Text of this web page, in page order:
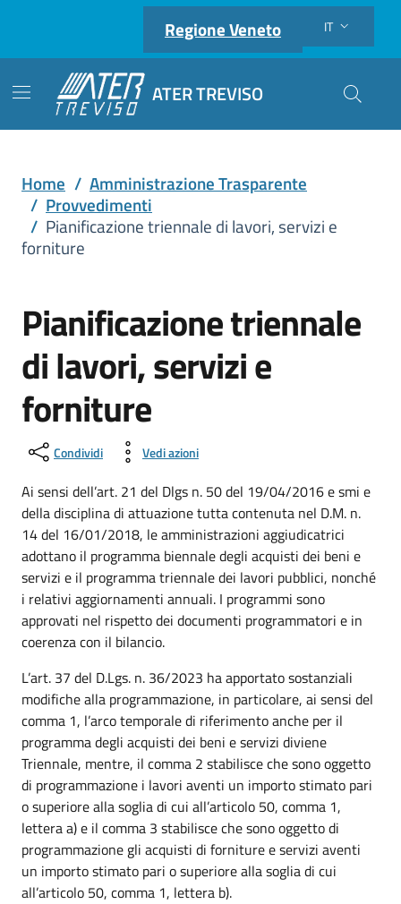
Regione Veneto Lingua attiva:
IT
ATER TREVISO Cerca
Home / Amministrazione Trasparente
/ Provvedimenti
/ Pianificazione triennale di lavori, servizi e
forniture
Pianificazione triennale
di lavori, servizi e
forniture
Condividi Vedi azioni
Ai sensi dell’art. 21 del Dlgs n. 50 del 19/04/2016 e smi e
della disciplina di attuazione tutta contenuta nel D.M. n.
14 del 16/01/2018, le amministrazioni aggiudicatrici
adottano il programma biennale degli acquisti dei beni e
servizi e il programma triennale dei lavori pubblici, nonché
i relativi aggiornamenti annuali. I programmi sono
approvati nel rispetto dei documenti programmatori e in
coerenza con il bilancio.
L’art. 37 del D.Lgs. n. 36/2023 ha apportato sostanziali
modifiche alla programmazione, in particolare, ai sensi del
comma 1, l’arco temporale di riferimento anche per il
programma degli acquisti dei beni e servizi diviene
Triennale, mentre, il comma 2 stabilisce che sono oggetto
di programmazione i lavori aventi un importo stimato pari
o superiore alla soglia di cui all’articolo 50, comma 1,
lettera a) e il comma 3 stabilisce che sono oggetto di
programmazione gli acquisti di forniture e servizi aventi
un importo stimato pari o superiore alla soglia di cui
all’articolo 50, comma 1, lettera b).